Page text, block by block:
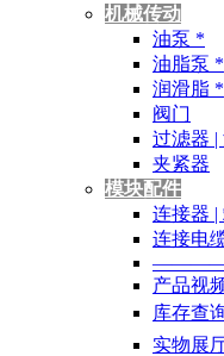
机械传动
油泵 *
油脂泵 *
润滑脂 *
阀门
过滤器 |
夹紧器
模块配件
连接器 |
连接电
产品视
库存查
实物展